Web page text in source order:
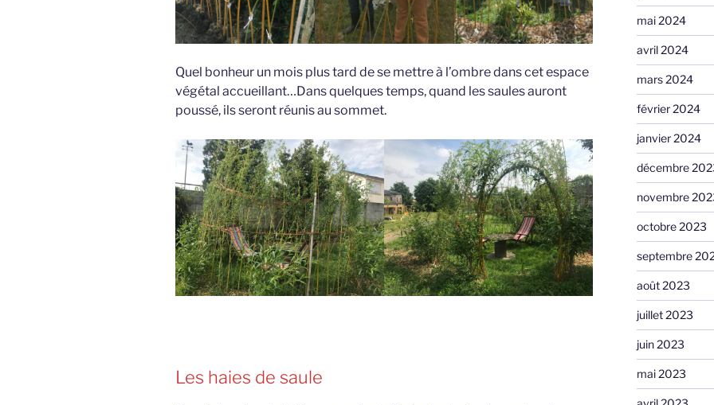
Quel bonheur un mois plus tard de se mettre à l’ombre dans cet espace
végétal accueillant…Dans quelques temps, quand les saules auront
poussé, ils seront réunis au sommet.
Les haies de saule
mai 2024
avril 2024
mars 2024
février 2024
janvier 2024
décembre
novembre
octobre 2023
septembre
août 2023
juillet 2023
juin 2023
mai 2023